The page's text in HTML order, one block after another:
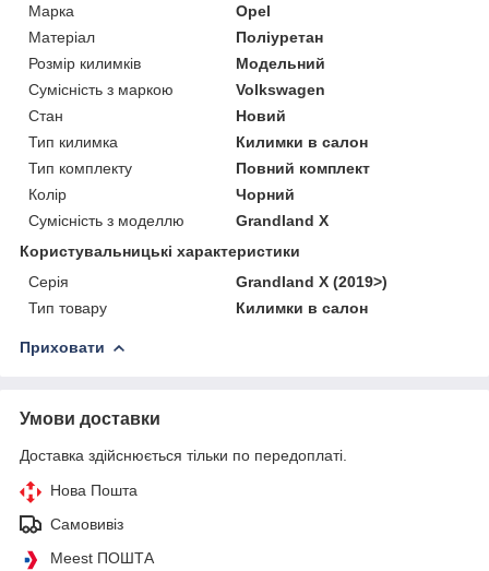
Марка
Opel
Матеріал
Поліуретан
Розмір килимків
Модельний
Сумісність з маркою
Volkswagen
Стан
Новий
Тип килимка
Килимки в салон
Тип комплекту
Повний комплект
Колір
Чорний
Сумісність з моделлю
Grandland X
Користувальницькі характеристики
Серія
Grandland X (2019>)
Тип товару
Килимки в салон
Приховати
Умови доставки
Доставка здійснюється тільки по передоплаті.
Нова Пошта
Самовивіз
Meest ПОШТА